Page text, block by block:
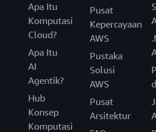
Apa Itu
Komputasi
Cloud?
Apa Itu
AI
Agentik?
Hub
Konsep
Komputasi
Pusat
Kepercayaan
AWS
Pustaka
Solusi
AWS
Pusat
Arsitektur